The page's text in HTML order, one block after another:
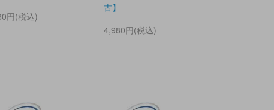
円(税込)
古】
4,980円(税込)